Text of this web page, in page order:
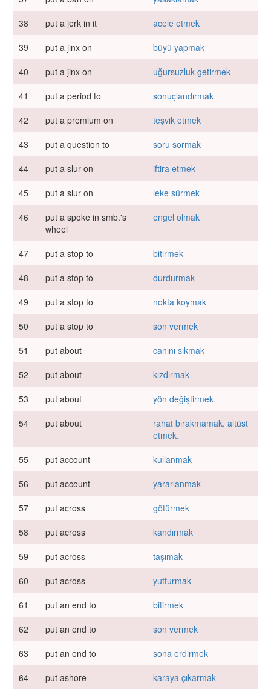
38
put a jerk in it
acele etmek
39
put a jinx on
büyü yapmak
40
put a jinx on
uğursuzluk getirmek
41
put a period to
sonuçlandırmak
42
put a premium on
teşvik etmek
43
put a question to
soru sormak
44
put a slur on
iftira etmek
45
put a slur on
leke sürmek
46
put a spoke in smb.'s
wheel
engel olmak
47 put a stop to
bitirmek
48
put a stop to
durdurmak
49
put a stop to
nokta koymak
50
put a stop to
son vermek
51
put about
canını sıkmak
52
put about
kızdırmak
53
put about
yön değiştirmek
54
put about
rahat bırakmamak. altüst
etmek.
55
put account
kullanmak
56
put account
yararlanmak
57
put across
götürmek
58
put across
kandırmak
59
put across
taşımak
60
put across
yutturmak
61
put an end to
bitirmek
62
put an end to
son vermek
63
put an end to
sona erdirmek
64
put ashore karaya çıkarmak